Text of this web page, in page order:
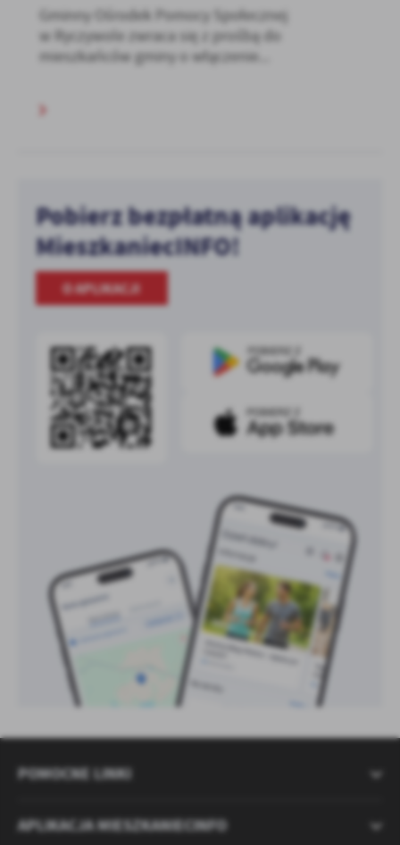
Gminny Ośrodek Pomocy Społecznej
w Ryczywole zwraca się z prośbą do
mieszkańców gminy o włączenie...
Pobierz bezpłatną aplikację
MieszkaniecINFO!
O APLIKACJI
POMOCNE LINKI
APLIKACJA MIESZKANIECINFO